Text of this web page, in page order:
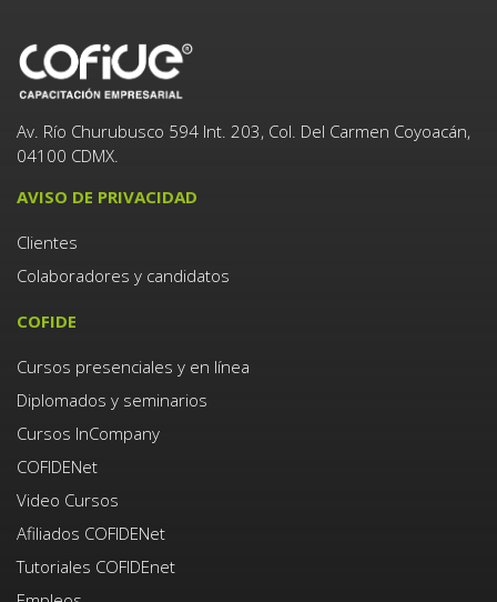
Av. Río Churubusco 594 Int. 203, Col. Del Carmen Coyoacán,
04100 CDMX.
AVISO DE PRIVACIDAD
Clientes
Colaboradores y candidatos
COFIDE
Cursos presenciales y en línea
Diplomados y seminarios
Cursos InCompany
COFIDENet
Video Cursos
Afiliados COFIDENet
Tutoriales COFIDEnet